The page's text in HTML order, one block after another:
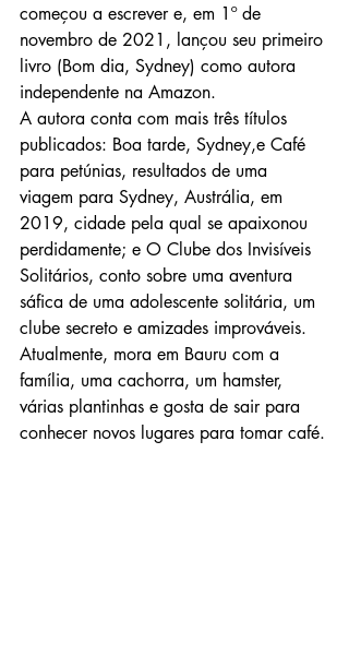
começou a escrever e, em 1º de
novembro de 2021, lançou seu primeiro
livro (Bom dia, Sydney) como autora
independente na Amazon.
A autora conta com mais três títulos
publicados: Boa tarde, Sydney,e Café
para petúnias, resultados de uma
viagem para Sydney, Austrália, em
2019, cidade pela qual se apaixonou
perdidamente; e O Clube dos Invisíveis
Solitários, conto sobre uma aventura
sáfica de uma adolescente solitária, um
clube secreto e amizades improváveis.
Atualmente, mora em Bauru com a
família, uma cachorra, um hamster,
várias plantinhas e gosta de sair para
conhecer novos lugares para tomar café.